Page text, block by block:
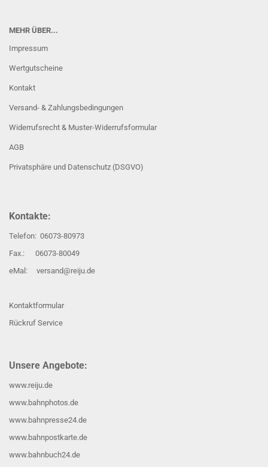
MEHR ÜBER...
Impressum
Wertgutscheine
Kontakt
Versand- & Zahlungsbedingungen
Widerrufsrecht & Muster-Widerrufsformular
AGB
Privatsphäre und Datenschutz (DSGVO)
Kontakte:
Telefon: 06073-80973
Fax.: 06073-80049
eMal: versand@reiju.de
Kontaktformular
Rückruf Service
Unsere Angebote:
www.reiju.de
www.bahnphotos.de
www.bahnpresse24.de
www.bahnpostkarte.de
www.bahnbuch24.de